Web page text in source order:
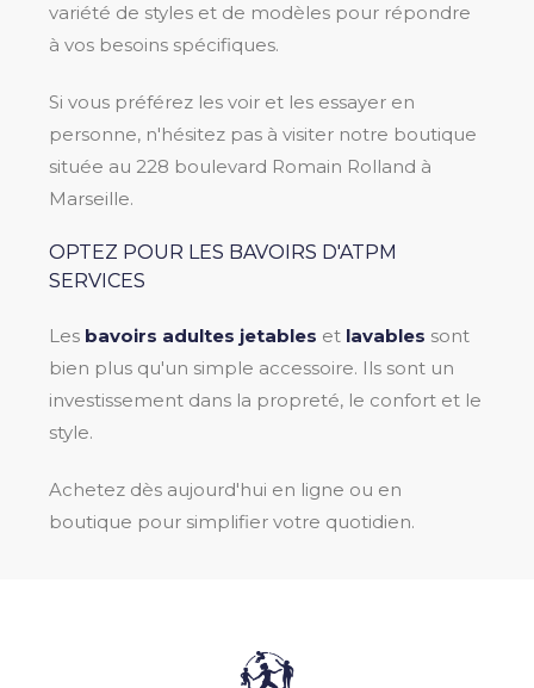
variété de styles et de modèles pour répondre
à vos besoins spécifiques.
Si vous préférez les voir et les essayer en
personne, n'hésitez pas à visiter notre boutique
située au 228 boulevard Romain Rolland à
Marseille.
OPTEZ POUR LES BAVOIRS D'ATPM
SERVICES
Les bavoirs adultes jetables et lavables sont
bien plus qu'un simple accessoire. Ils sont un
investissement dans la propreté, le confort et le
style.
Achetez dès aujourd'hui en ligne ou en
boutique pour simplifier votre quotidien.